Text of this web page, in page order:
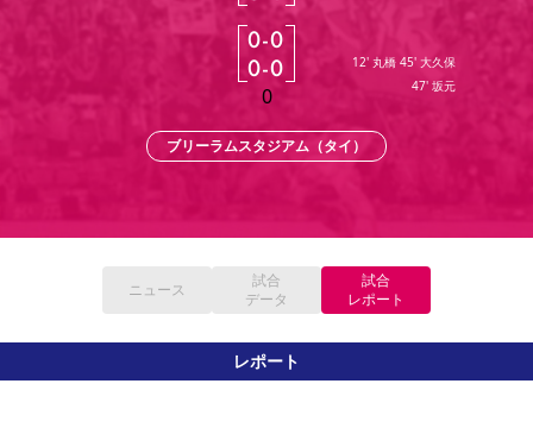
キッズ向けサービス
ビジターサポーター観戦ガイド 公式アプリ
スタジアム
YANMAR HANASAKA STADIUM
DAZNで観戦
アウェイツアー
シーズン記録 求人情報
パートナー企業募集中 セレッソ大阪VISAカード
サポートスタッフ
セレッソアイデアちょうだいな
Lise（ライセンスビジネス）
活動レポート SPORT POSITIVE LEAGUES 取り組み実績
招待券引換方法 まいセレチケット
会員規定
0-0
0-0
0
12' 丸橋 45' 大久保
47' 坂元
ブリーラムスタジアム（タイ）
ニュース
試合
データ
試合
レポート
レポート